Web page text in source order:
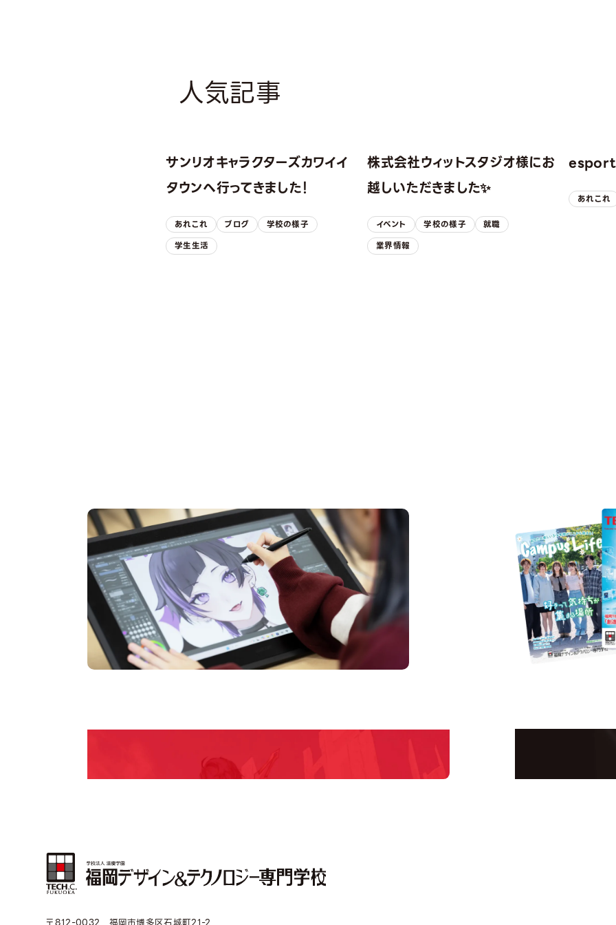
人気記事
サンリオキャラクターズカワイイ
タウンへ行ってきました！
あれこれ ブログ
学校の様子
学生生活
株式会社ウィットスタジオ様にお
越しいただきました✨
イベント 学校の様子
就職
業界情報
あれこれ
Campus Open